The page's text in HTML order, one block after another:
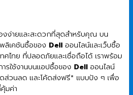
งง่ายและสะดวกที่สุดสำหรับคุณ บน
ลิเคชันซื้อของ Dell ออนไลน์และเว็บซื้อ
ศไทย ที่ปลอดภัยและเชื่อถือได้ เราพร้อม
รใช้งานบนแอปซื้อของ Dell ออนไลน์
ส่วนลด และโค้ดส่งฟรี* แบบปัง ๆ เพื่อ
มค่า